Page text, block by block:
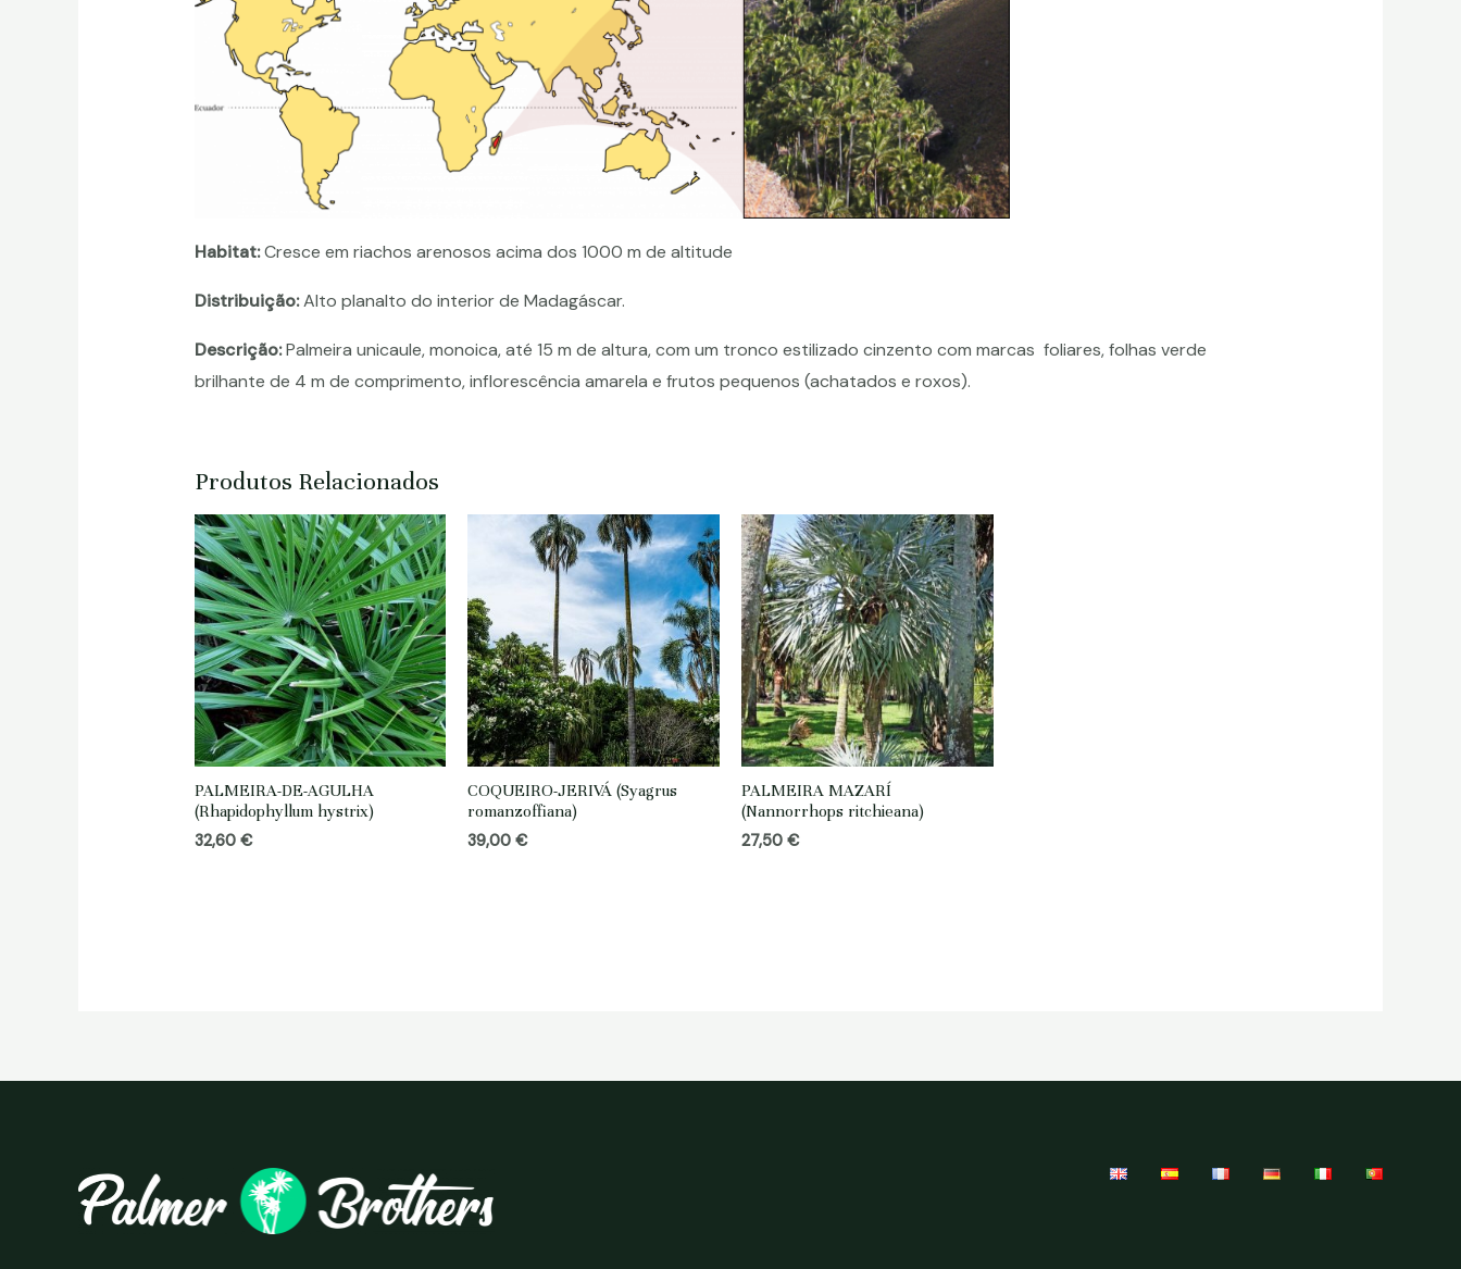
Habitat:Cresce em riachos arenosos acima dos 1000 m de altitude
Distribuição:Alto planalto do interior de Madagáscar.
Descrição:Palmeira unicaule, monoica, até 15 m de altura, com um tronco estilizado cinzento com marcas foliares, folhas verde
brilhante de 4 m de comprimento, inflorescência amarela e frutos pequenos (achatados e roxos).
Produtos Relacionados
PALMEIRA-DE-AGULHA
(Rhapidophyllum hystrix)
32,60 €
COQUEIRO-JERIVÁ (Syagrus
romanzoffiana)
39,00€
PALMEIRA MAZARÍ
(Nannorrhops ritchieana)
27,50 €